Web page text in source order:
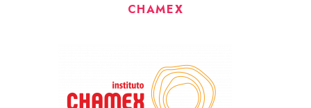
CHAMEX